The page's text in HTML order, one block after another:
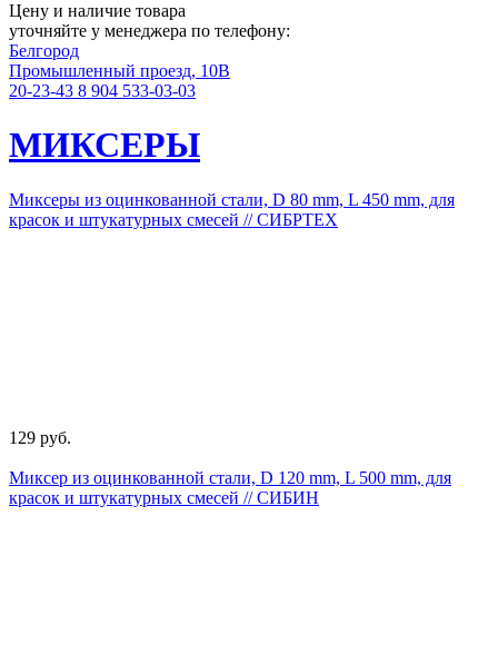
Цену и наличие товара
уточняйте у менеджера по телефону:
Белгород
Промышленный проезд, 10В
20-23-43 8 904 533-03-03
МИКСЕРЫ
Миксеры из оцинкованной стали, D 80 mm, L 450 mm, для
красок и штукатурных смесей // СИБРТЕХ
129 руб.
Миксер из оцинкованной стали, D 120 mm, L 500 mm, для
красок и штукатурных смесей // СИБИН